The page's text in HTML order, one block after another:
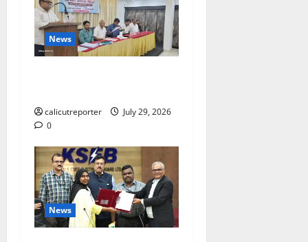
News
calicutreporter
July 29, 2026
0
News